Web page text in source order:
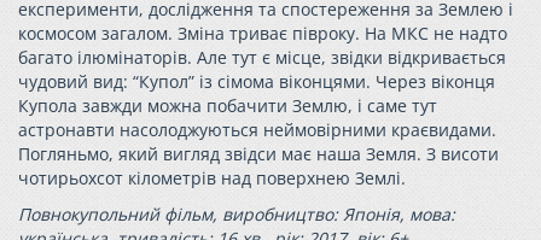
експерименти, дослідження та спостереження за Землею і
космосом загалом. Зміна триває півроку. На МКС не надто
багато ілюмінаторів. Але тут є місце, звідки відкривається
чудовий вид: “Купол” із сімома віконцями. Через віконця
Купола завжди можна побачити Землю, і саме тут
астронавти насолоджуються неймовірними краєвидами.
Погляньмо, який вигляд звідси має наша Земля. З висоти
чотирьохсот кілометрів над поверхнею Землі.
Повнокупольний фільм, виробництво: Японія, мова: